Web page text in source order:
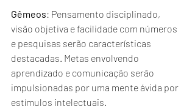
Gêmeos: Pensamento disciplinado,
visão objetiva e facilidade com números
e pesquisas serão características
destacadas. Metas envolvendo
aprendizado e comunicação serão
impulsionadas por uma mente ávida por
estímulos intelectuais.